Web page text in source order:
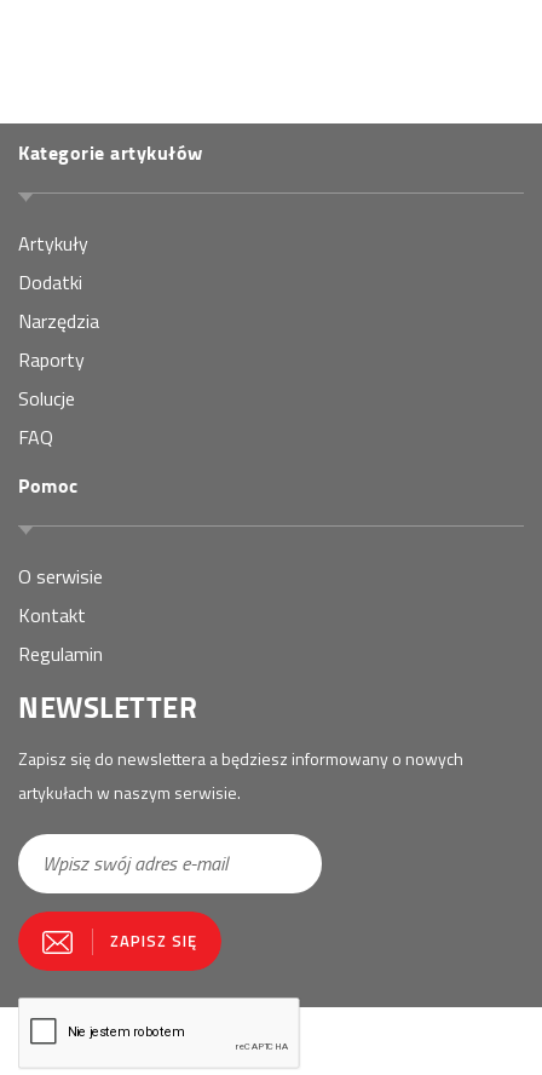
Kategorie artykułów
Artykuły
Dodatki
Narzędzia
Raporty
Solucje
FAQ
Pomoc
O serwisie
Kontakt
Regulamin
NEWSLETTER
Zapisz się do newslettera a będziesz informowany o nowych
artykułach w naszym serwisie.
E-
mail
*
ZAPISZ SIĘ